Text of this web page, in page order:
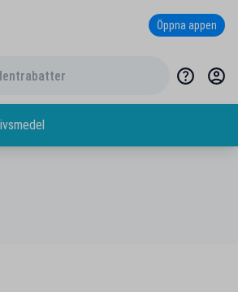
Öppna appen